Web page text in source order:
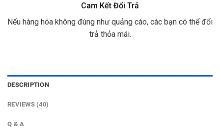
Cam Kết Đổi Trả
Nếu hàng hóa không đúng như quảng cáo, các bạn có thể đổi
trả thỏa mái.
DESCRIPTION
REVIEWS (40)
Q & A